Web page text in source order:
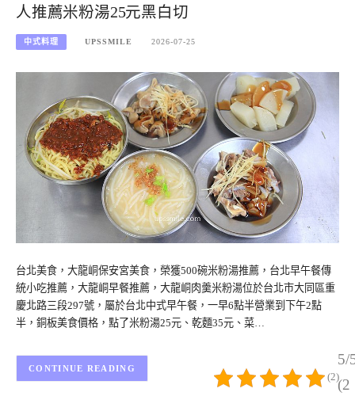
人推薦米粉湯25元黑白切
中式料理 UPSSMILE 2026-07-25
台北美食，大龍峒保安宮美食，榮獲500碗米粉湯推薦，台北早午餐傳
統小吃推薦，大龍峒早餐推薦，大龍峒肉羹米粉湯位於台北市大同區重
慶北路三段297號，屬於台北中式早午餐，一早6點半營業到下午2點
半，銅板美食價格，點了米粉湯25元、乾麵35元、菜…
5/
(2
(2)
CONTINUE READING